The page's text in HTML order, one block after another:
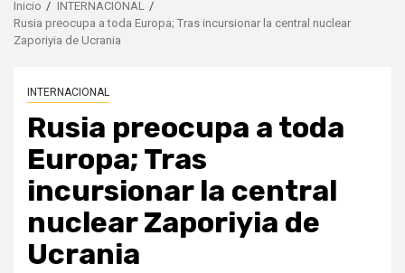
Inicio
INTERNACIONAL
Rusia preocupa a toda Europa; Tras incursionar la central nuclear
Zaporiyia de Ucrania
INTERNACIONAL
Rusia preocupa a toda
Europa; Tras
incursionar la central
nuclear Zaporiyia de
Ucrania